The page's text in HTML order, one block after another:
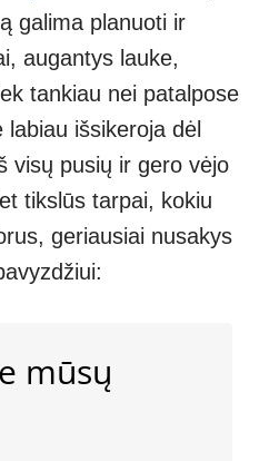
galima planuoti ir
augantys lauke,
tankiau nei patalpose
labiau išsikeroja dėl
visų pusių ir gero vėjo
tikslūs tarpai, kokiu
geriausiai nusakys
mūsų